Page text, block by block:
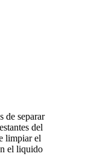
de separar
del
limpiar el
el liquido